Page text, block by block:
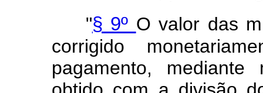
"§ 9º O valor das
corrigido
pagamento, mediante